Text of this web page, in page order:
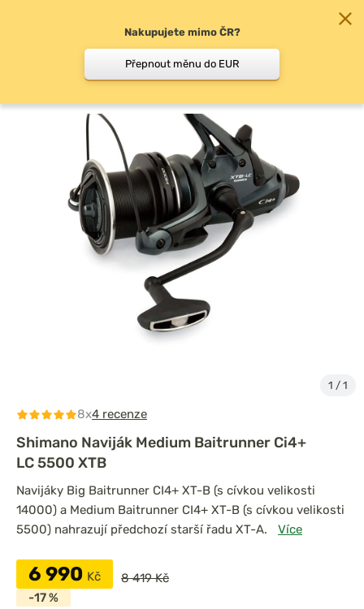
Volnoběžná brzda
1 / 1
8x4 recenze
Shimano Naviják Medium Baitrunner Ci4+
LC 5500 XTB
Navijáky Big Baitrunner CI4+ XT-B (s cívkou velikosti
14000) a Medium Baitrunner CI4+ XT-B (s cívkou velikosti
5500) nahrazují předchozí starší řadu XT-A.
Více
6 990 Kč
8 419 Kč
-17 %
Nakupujete mimo ČR?
Přepnout měnu do EUR